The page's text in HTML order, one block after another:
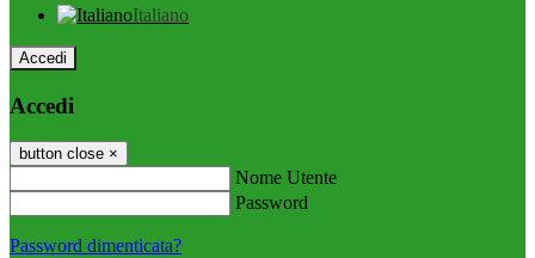
Italiano
Accedi
Accedi
button close ×
Nome Utente
Password
Password dimenticata?